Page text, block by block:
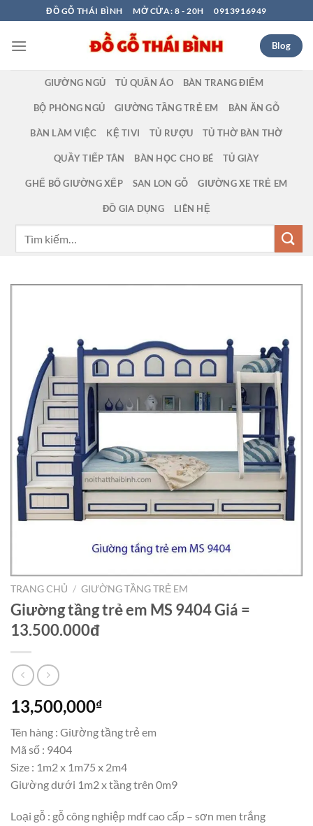
qua
nội
ĐỒ GỖ THÁI BÌNH MỞ CỬA: 8 - 20H 0913916949
Blog
GIƯỜNG NGỦ TỦ QUẦN ÁO BÀN TRANG ĐIỂM
BỘ PHÒNG NGỦ GIƯỜNG TẦNG TRẺ EM BÀN ĂN GỖ
BÀN LÀM VIỆC KỆ TIVI TỦ RƯỢU TỦ THỜ BÀN THỜ
QUẦY TIẾP TÂN BÀN HỌC CHO BÉ TỦ GIÀY
GHẾ BỐ GIƯỜNG XẾP SAN LON GỖ GIƯỜNG XE TRẺ EM
ĐỒ GIA DỤNG LIÊN HỆ
TRANG CHỦ / GIƯỜNG TẦNG TRẺ EM
Giường tầng trẻ em MS 9404 Giá =
13.500.000đ
13,500,000₫
Tên hàng : Giường tầng trẻ em
Mã số : 9404
Size : 1m2 x 1m75 x 2m4
Giường dưới 1m2 x tầng trên 0m9
Loại gỗ : gỗ công nghiệp mdf cao cấp – sơn men trắng